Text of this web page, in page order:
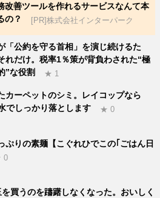
改善ツールを作れるサービスなんて本
の？
[PR]株式会社インターパーク
「公約を守る首相」を演じ続けるた
れだけ。税率1％策が背負わされた“極
”な役割
★ 1
カーペットのシミ。レイコップなら
でしっかり落とします
★ 0
ぷりの素麺【こぐれひでこの｢ごはん日
0
買うのを躊躇しなくなった。おいしく